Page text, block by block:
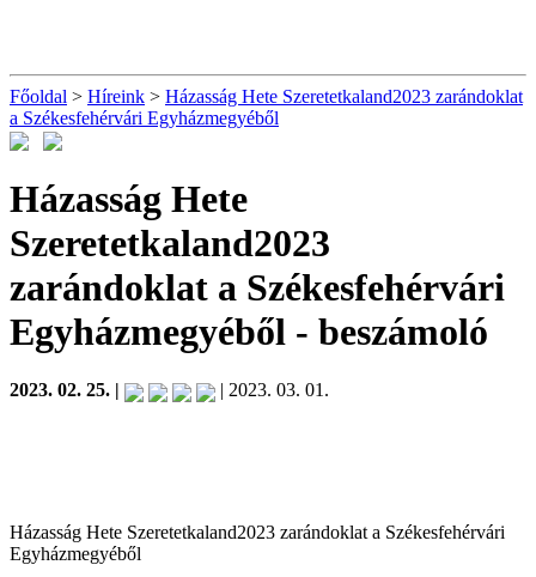
Főoldal > Híreink > Házasság Hete Szeretetkaland2023 zarándoklat
a Székesfehérvári Egyházmegyéből
Házasság Hete
Szeretetkaland2023
zarándoklat a Székesfehérvári
Egyházmegyéből - beszámoló
2023. 02. 25. | | 2023. 03. 01.
Házasság Hete Szeretetkaland2023 zarándoklat a Székesfehérvári
Egyházmegyéből